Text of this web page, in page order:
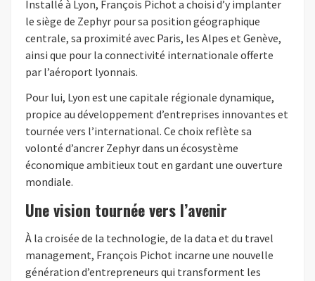
Installé à Lyon, François Pichot a choisi d’y implanter
le siège de Zephyr pour sa position géographique
centrale, sa proximité avec Paris, les Alpes et Genève,
ainsi que pour la connectivité internationale offerte
par l’aéroport lyonnais.
Pour lui, Lyon est une capitale régionale dynamique,
propice au développement d’entreprises innovantes et
tournée vers l’international. Ce choix reflète sa
volonté d’ancrer Zephyr dans un écosystème
économique ambitieux tout en gardant une ouverture
mondiale.
Une vision tournée vers l’avenir
À la croisée de la technologie, de la data et du travel
management, François Pichot incarne une nouvelle
génération d’entrepreneurs qui transforment les